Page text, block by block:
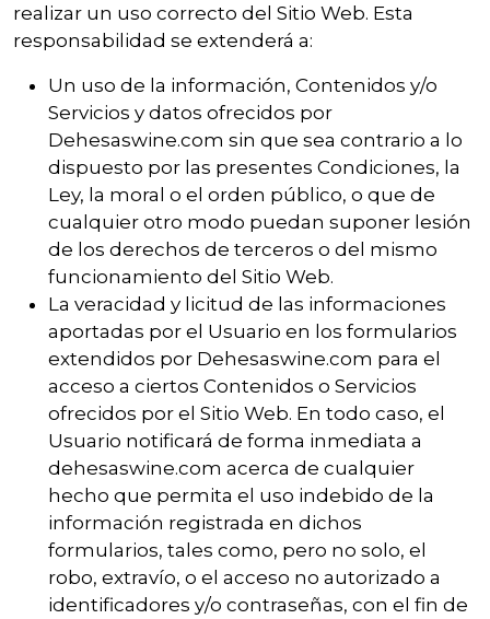
realizar un uso correcto del Sitio Web. Esta
responsabilidad se extenderá a:
Un uso de la información, Contenidos y/o
Servicios y datos ofrecidos por
Dehesaswine.com sin que sea contrario a lo
dispuesto por las presentes Condiciones, la
Ley, la moral o el orden público, o que de
cualquier otro modo puedan suponer lesión
de los derechos de terceros o del mismo
funcionamiento del Sitio Web.
La veracidad y licitud de las informaciones
aportadas por el Usuario en los formularios
extendidos por Dehesaswine.com para el
acceso a ciertos Contenidos o Servicios
ofrecidos por el Sitio Web. En todo caso, el
Usuario notificará de forma inmediata a
dehesaswine.com acerca de cualquier
hecho que permita el uso indebido de la
información registrada en dichos
formularios, tales como, pero no solo, el
robo, extravío, o el acceso no autorizado a
identificadores y/o contraseñas, con el fin de